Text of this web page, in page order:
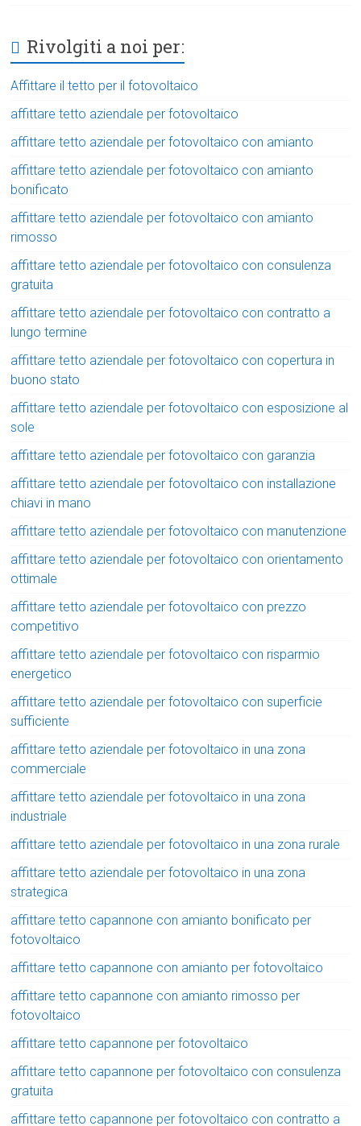
Rivolgiti a noi per:
Affittare il tetto per il fotovoltaico
affittare tetto aziendale per fotovoltaico
affittare tetto aziendale per fotovoltaico con amianto
affittare tetto aziendale per fotovoltaico con amianto
bonificato
affittare tetto aziendale per fotovoltaico con amianto
rimosso
affittare tetto aziendale per fotovoltaico con consulenza
gratuita
affittare tetto aziendale per fotovoltaico con contratto a
lungo termine
affittare tetto aziendale per fotovoltaico con copertura in
buono stato
affittare tetto aziendale per fotovoltaico con esposizione al
sole
affittare tetto aziendale per fotovoltaico con garanzia
affittare tetto aziendale per fotovoltaico con installazione
chiavi in mano
affittare tetto aziendale per fotovoltaico con manutenzione
affittare tetto aziendale per fotovoltaico con orientamento
ottimale
affittare tetto aziendale per fotovoltaico con prezzo
competitivo
affittare tetto aziendale per fotovoltaico con risparmio
energetico
affittare tetto aziendale per fotovoltaico con superficie
sufficiente
affittare tetto aziendale per fotovoltaico in una zona
commerciale
affittare tetto aziendale per fotovoltaico in una zona
industriale
affittare tetto aziendale per fotovoltaico in una zona rurale
affittare tetto aziendale per fotovoltaico in una zona
strategica
affittare tetto capannone con amianto bonificato per
fotovoltaico
affittare tetto capannone con amianto per fotovoltaico
affittare tetto capannone con amianto rimosso per
fotovoltaico
affittare tetto capannone per fotovoltaico
affittare tetto capannone per fotovoltaico con consulenza
gratuita
affittare tetto capannone per fotovoltaico con contratto a